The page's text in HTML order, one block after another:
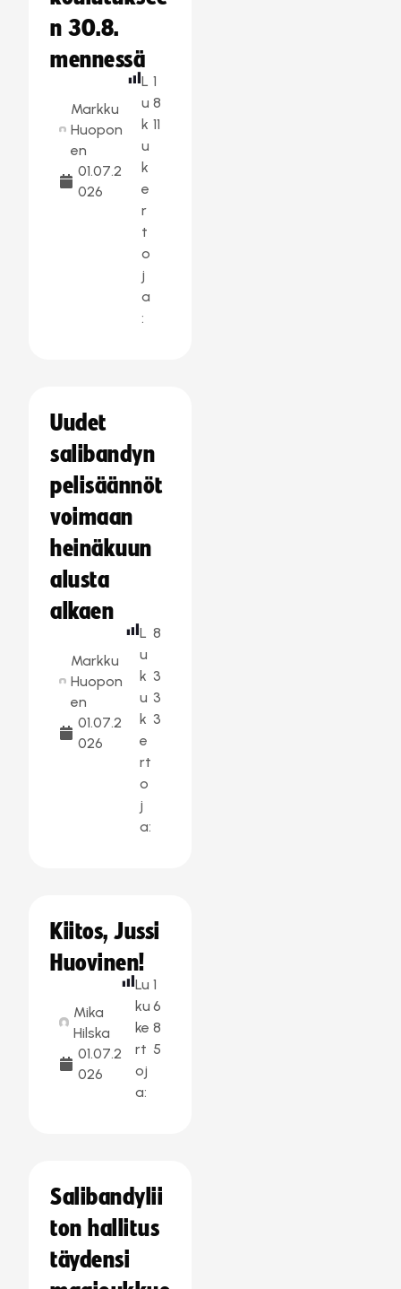
n 30.8.
mennessä
Markku
Huopon
en
01.07.2
026
L
u
k
u
k
e
r
t
o
j
a
:
1
8
11
Uudet
salibandyn
pelisäännöt
voimaan
heinäkuun
alusta
alkaen
Markku
Huopon
en
01.07.2
026
L
u
k
u
k
e
rt
o
j
a:
8
3
3
3
Kiitos, Jussi
Huovinen!
Mika
Hilska
01.07.2
026
Lu
ku
ke
rt
oj
a:
1
6
8
5
Salibandylii
ton hallitus
täydensi